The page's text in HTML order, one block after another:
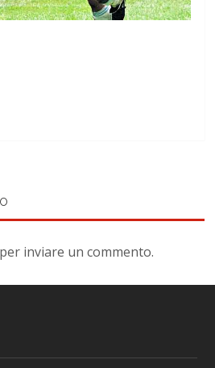
per inviare un commento.